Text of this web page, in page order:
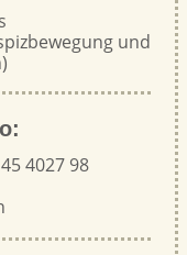
und
4027 98